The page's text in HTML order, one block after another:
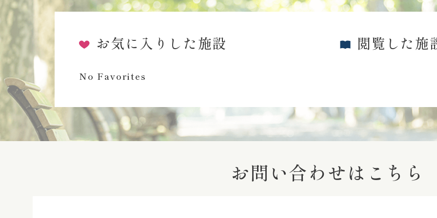
お気に入りした施設
No Favorites
閲覧した施
お問い合わせはこちら